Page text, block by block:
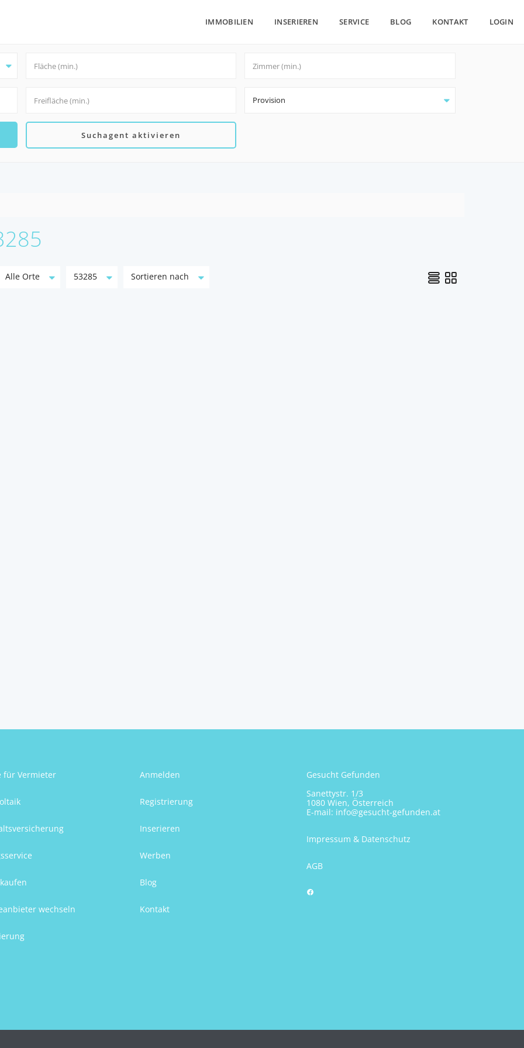
IMMOBILIEN INSERIEREN SERVICE BLOG KONTAKT LOGIN
Provision
Suchagent aktivieren
Alle Orte 53285 Sortieren nach
für Vermieter
wechseln
Anmelden
Registrierung
Inserieren
Werben
Blog
Kontakt
Gesucht Gefunden
Sanettystr. 1/3
1080 Wien, Österreich
E-mail: info@gesucht-gefunden.at
Impressum & Datenschutz
AGB
Facebook